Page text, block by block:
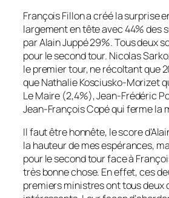
François Fillon a créé la surprise
largement en tête avec 44% des
par Alain Juppé 29%. Tous deux
pour le second tour. Nicolas
le premier tour, ne récoltant que
que Nathalie Kosciusko-Morizet
Le Maire (2,4%), Jean-Frédéric
Jean-François Copé qui ferme la
Il faut être honnête, le score
la hauteur de mes espérances,
pour le second tour face à
très bonne chose. En effet, ces
premiers ministres ont tous deux